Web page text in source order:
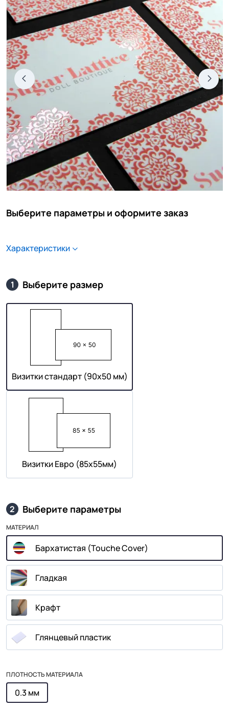
Выберите параметры и оформите заказ
Характеристики
1 Выберите размер
Визитки стандарт (90х50 мм)
Визитки Евро (85х55мм)
2 Выберите параметры
МАТЕРИАЛ
Бархатистая (Touche Cover)
Гладкая
Крафт
Глянцевый пластик
ПЛОТНОСТЬ МАТЕРИАЛА
0.3 мм